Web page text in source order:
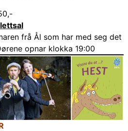
frå Ål som har med seg det
opnar klokka 19:00